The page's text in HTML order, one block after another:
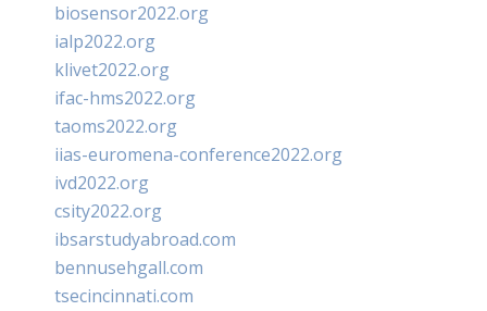
biosensor2022.org
ialp2022.org
klivet2022.org
ifac-hms2022.org
taoms2022.org
iias-euromena-conference2022.org
ivd2022.org
csity2022.org
ibsarstudyabroad.com
bennusehgall.com
tsecincinnati.com